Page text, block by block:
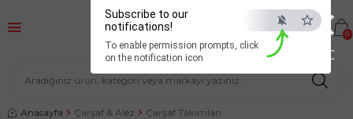
×
ESC
Subscribe to our
notifications!
To enable permission prompts, click
on the notification icon
0
Anasayfa Çarşaf & Alez
Çarşaf Takımları